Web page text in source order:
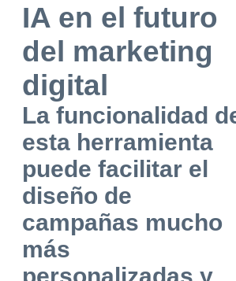
IA en el futuro
del marketing
digital
La funcionalidad
esta herramienta
puede facilitar el
diseño de
campañas mucho
más